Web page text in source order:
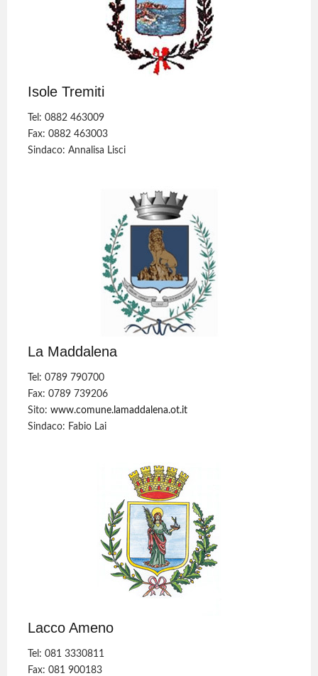
Isole Tremiti
Tel: 0882 463009
Fax: 0882 463003
Sindaco: Annalisa Lisci
La Maddalena
Tel: 0789 790700
Fax: 0789 739206
Sito:www.comune.lamaddalena.ot.it
Sindaco: Fabio Lai
Lacco Ameno
Tel: 081 3330811
Fax: 081 900183